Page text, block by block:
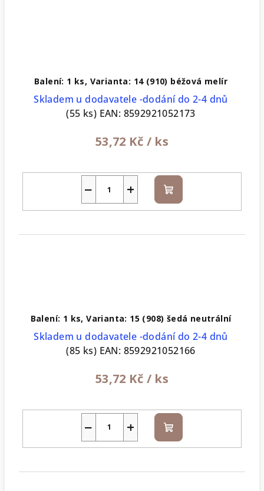
Balení: 1 ks, Varianta: 14 (910) béžová melír
Skladem u dodavatele -dodání do 2-4 dnů
(55 ks) EAN: 8592921052173
53,72 Kč / ks
+
− Do
košíku
Balení: 1 ks, Varianta: 15 (908) šedá neutrální
Skladem u dodavatele -dodání do 2-4 dnů
(85 ks) EAN: 8592921052166
53,72 Kč / ks
+
− Do
košíku